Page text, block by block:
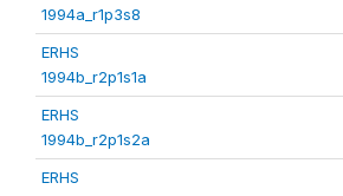
1994a_r1p3s8
ERHS
1994b_r2p1s1a
ERHS
1994b_r2p1s2a
ERHS